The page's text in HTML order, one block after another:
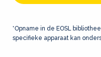
*Opname in de EOSL
specifieke apparaat kan